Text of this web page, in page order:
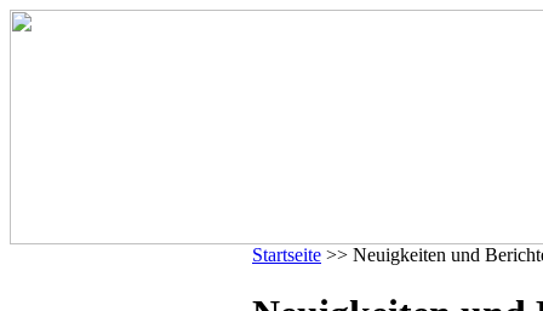
Startseite >> Neuigkeiten und